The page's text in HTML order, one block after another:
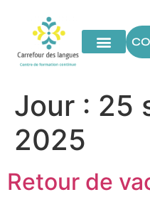
Jour : 25
2025
Retour de